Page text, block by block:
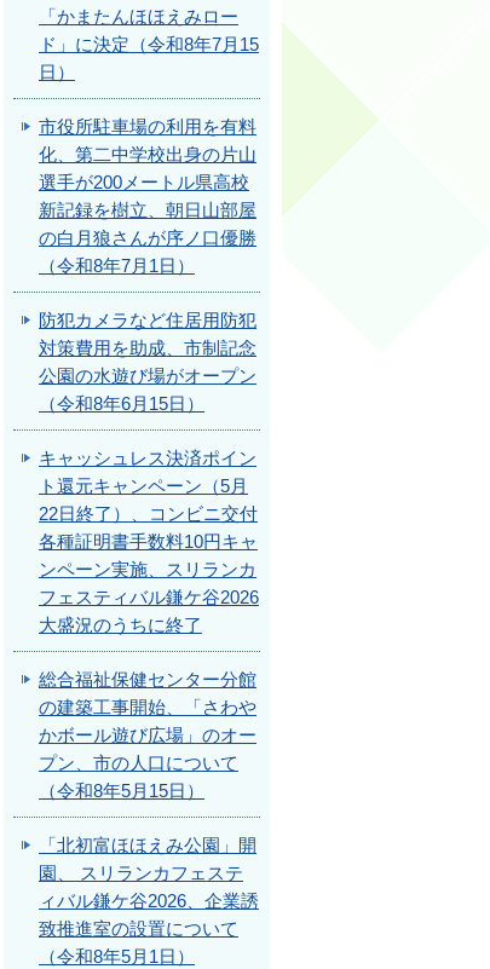
「かまたんほほえみロー
ド」に決定（令和8年7月15
日）
市役所駐車場の利用を有料
化、第二中学校出身の片山
選手が200メートル県高校
新記録を樹立、朝日山部屋
の白月狼さんが序ノ口優勝
（令和8年7月1日）
防犯カメラなど住居用防犯
対策費用を助成、市制記念
公園の水遊び場がオープン
（令和8年6月15日）
キャッシュレス決済ポイン
ト還元キャンペーン（5月
22日終了）、コンビニ交付
各種証明書手数料10円キャ
ンペーン実施、スリランカ
フェスティバル鎌ケ谷2026
大盛況のうちに終了
総合福祉保健センター分館
の建築工事開始、「さわや
かボール遊び広場」のオー
プン、市の人口について
（令和8年5月15日）
「北初富ほほえみ公園」開
園、 スリランカフェステ
ィバル鎌ケ谷2026、企業誘
致推進室の設置について
（令和8年5月1日）